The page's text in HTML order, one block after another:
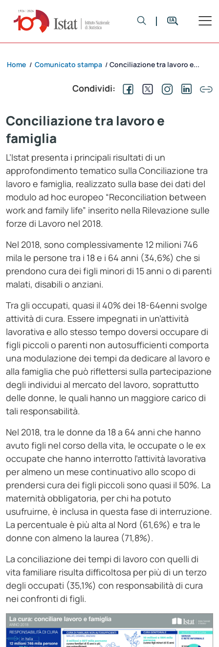
Home / Comunicato stampa / Conciliazione tra lavoro e...
Condividi:
Conciliazione tra lavoro e
famiglia
L’Istat presenta i principali risultati di un
approfondimento tematico sulla Conciliazione tra
lavoro e famiglia, realizzato sulla base dei dati del
modulo ad hoc europeo “Reconciliation between
work and family life” inserito nella Rilevazione sulle
forze di Lavoro nel 2018.
Nel 2018, sono complessivamente 12 milioni 746
mila le persone tra i 18 e i 64 anni (34,6%) che si
prendono cura dei figli minori di 15 anni o di parenti
malati, disabili o anziani.
Tra gli occupati, quasi il 40% dei 18-64enni svolge
attività di cura. Essere impegnati in un’attività
lavorativa e allo stesso tempo doversi occupare di
figli piccoli o parenti non autosufficienti comporta
una modulazione dei tempi da dedicare al lavoro e
alla famiglia che può riflettersi sulla partecipazione
degli individui al mercato del lavoro, soprattutto
delle donne, le quali hanno un maggiore carico di
tali responsabilità.
Nel 2018, tra le donne da 18 a 64 anni che hanno
avuto figli nel corso della vita, le occupate o le ex
occupate che hanno interrotto l’attività lavorativa
per almeno un mese continuativo allo scopo di
prendersi cura dei figli piccoli sono quasi il 50%. La
maternità obbligatoria, per chi ha potuto
usufruirne, è inclusa in questa fase di interruzione.
La percentuale è più alta al Nord (61,6%) e tra le
donne con almeno la laurea (71,8%).
La conciliazione dei tempi di lavoro con quelli di
vita familiare risulta difficoltosa per più di un terzo
degli occupati (35,1%) con responsabilità di cura
nei confronti di figli.